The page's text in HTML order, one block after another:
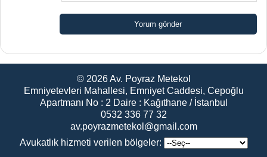
© 2026Av. Poyraz Metekol
Emniyetevleri Mahallesi, Emniyet Caddesi, Cepoğlu
Apartmanı No : 2 Daire : Kağıthane / İstanbul
0532 336 77 32
av.poyrazmetekol@gmail.com
Avukatlık hizmeti verilen bölgeler: